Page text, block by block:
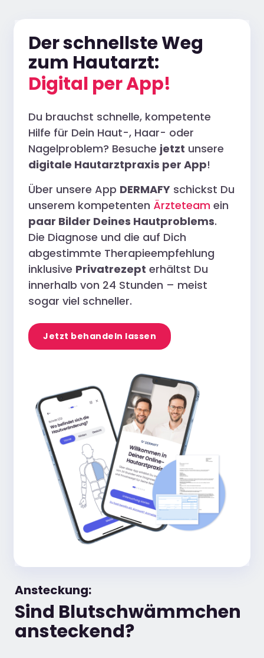
Der schnellste Weg
zum Hautarzt:
Digital per App!
Du brauchst schnelle, kompetente
Hilfe für Dein Haut-, Haar- oder
Nagelproblem? Besuche jetzt unsere
digitale Hautarztpraxis per App!
Über unsere App DERMAFY schickst Du
unserem kompetenten Ärzteteam ein
paar Bilder Deines Hautproblems.
Die Diagnose und die auf Dich
abgestimmte Therapieempfehlung
inklusive Privatrezept erhältst Du
innerhalb von 24 Stunden – meist
sogar viel schneller.
Jetzt behandeln lassen
Ansteckung:
Sind Blutschwämmchen
ansteckend?